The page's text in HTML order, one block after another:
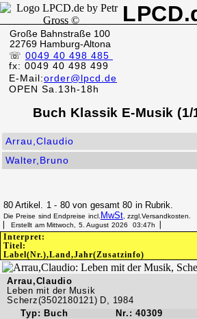
Große Bahnstraße 100
22769 Hamburg-Altona
☏ 0049 40 498 485
fx: 0049 40 498 499
E-Mail:order@lpcd.de
OPEN Sa.13h-18h
Buch Klassik E-Musik (1/
Arrau,Claudio
Walter,Bruno
80 Artikel. 1 - 80 von gesamt 80 in Rubrik.
Die Preise sind Endpreise incl. MwSt, zzgl.Versandkosten.
▏ Erstellt am Mittwoch, 5. August 2026 03:47h▕
Interpret:
Titel:
Label(Nr.),Land,Jahr(Zusatzinfo)
Arrau,Claudio
Leben mit der Musik
Scherz(3502180121) D, 1984
Typ: Buch
Nr.: 40309